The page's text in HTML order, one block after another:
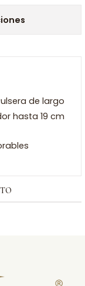
de largo
hasta 19 cm